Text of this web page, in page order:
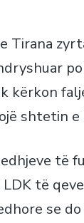
Tirana
kërkon
shtetin e
të
të
se